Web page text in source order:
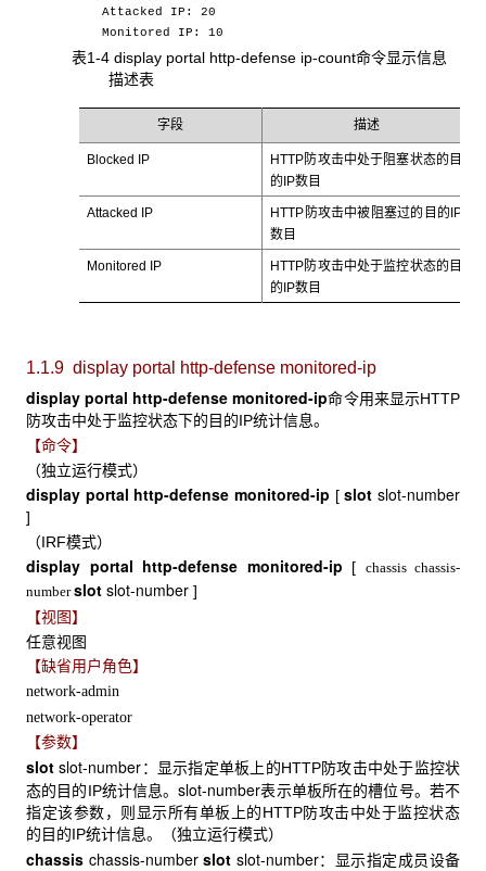
Attacked IP: 20
Monitored IP: 10
表1-4 display portal http-defense ip-count命令显示信息
描述表
字段 描述
Blocked IP
HTTP防攻击中处于阻塞状态的目
的IP数目
Attacked IP
HTTP防攻击中被阻塞过的目的IP
数目
Monitored IP
HTTP防攻击中处于监控状态的目
的IP数目
1.1.9 display portal http-defense monitored-ip
display portal http-defense monitored-ip命令用来显示HTTP
防攻击中处于监控状态下的目的IP统计信息。
【命令】
（独立运行模式）
display portal http-defense monitored-ip [slot slot-number
]
（IRF模式）
display portal http-defense monitored-ip [ chassis chassis-
numberslot slot-number ]
【视图】
任意视图
【缺省用户角色】
network-admin
network-operator
【参数】
slotslot-number：显示指定单板上的HTTP防攻击中处于监控状
态的目的IP统计信息。slot-number表示单板所在的槽位号。若不
指定该参数，则显示所有单板上的HTTP防攻击中处于监控状态
的目的IP统计信息。（独立运行模式）
chassis chassis-numberslot slot-number：显示指定成员设备